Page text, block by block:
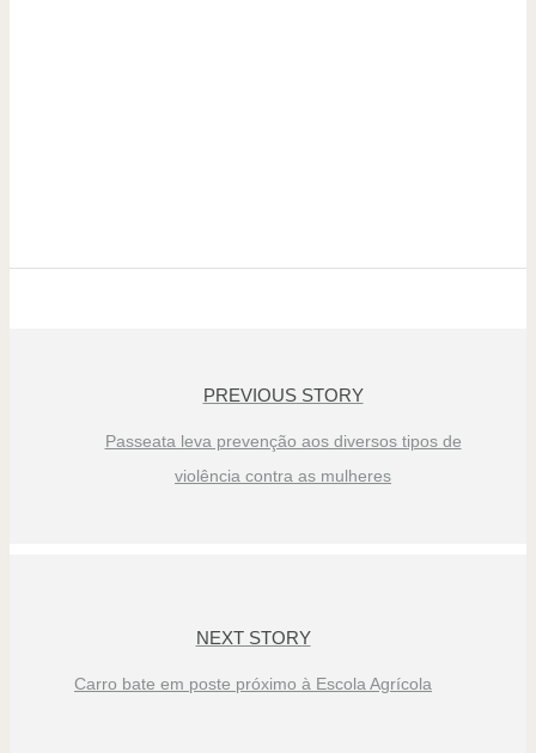
PREVIOUS STORY
Passeata leva prevenção aos diversos tipos de
violência contra as mulheres
NEXT STORY
Carro bate em poste próximo à Escola Agrícola